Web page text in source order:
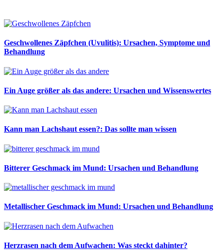
Geschwollenes Zäpfchen (Uvulitis): Ursachen, Symptome und
Behandlung
Ein Auge größer als das andere: Ursachen und Wissenswertes
Kann man Lachshaut essen?: Das sollte man wissen
Bitterer Geschmack im Mund: Ursachen und Behandlung
Metallischer Geschmack im Mund: Ursachen und Behandlung
Herzrasen nach dem Aufwachen: Was steckt dahinter?